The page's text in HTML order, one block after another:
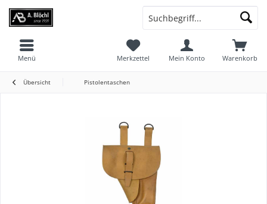
Warenkorb
Merkzettel Mein Konto
Menü
Übersicht Pistolentaschen